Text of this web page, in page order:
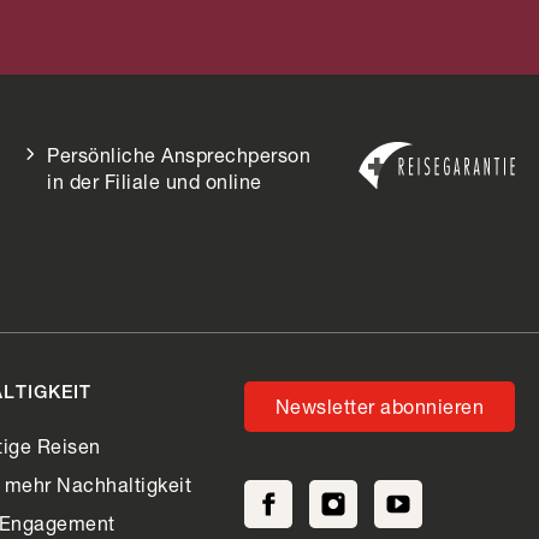
Persönliche Ansprechperson
in der Filiale und online
Reisen
mehr Nachhaltigkeit
Newsletter abonnieren